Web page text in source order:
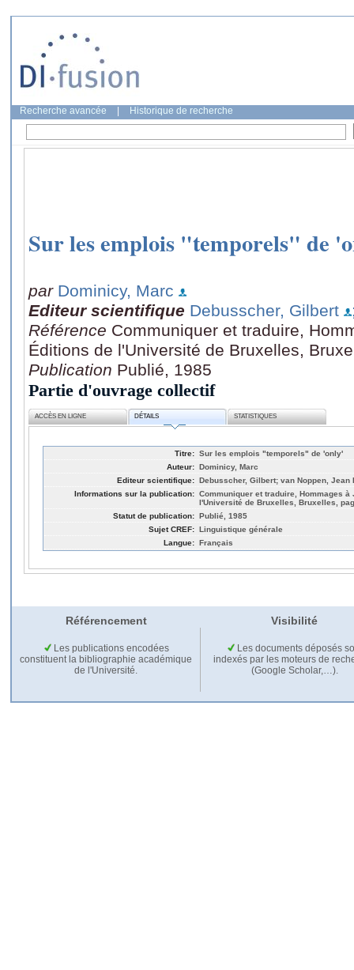
Recherche avancée Historique de recherche
Sur les emplois "temporels" de
par Dominicy, Marc
Editeur scientifique Debusscher, Gilbert
Référence Communiquer et traduire,
Éditions de l'Université de Bruxelles,
Publication Publié, 1985
Partie d'ouvrage collectif
ACCÈS EN LIGNE DÉTAILS STATISTIQUES
Titre: Sur les emplois "temporels" de 'only'
Auteur: Dominicy, Marc
Editeur scientifique: Debusscher, Gilbert; van Noppen, Jean
Informations sur la publication: Communiquer et traduire, Hommages
l'Université de Bruxelles, Bruxelles,
Statut de publication: Publié, 1985
Sujet CREF: Linguistique générale
Langue: Français
Référencement Visibilité
Les publications encodées
constituent la bibliographie académique
de l'Université.
Les documents déposés
indexés par les moteurs de
(Google Scholar,…).